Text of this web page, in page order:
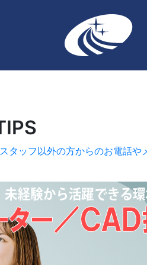
タッフ以外の方からのお電話